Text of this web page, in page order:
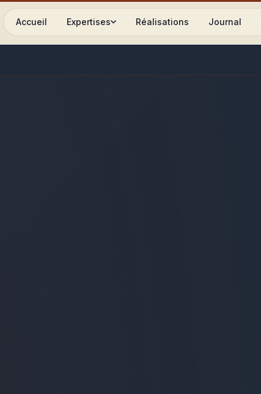
Accueil Expertises Réalisations Journal